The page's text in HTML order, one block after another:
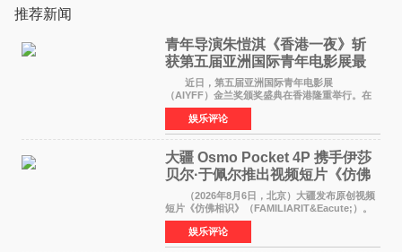
推荐新闻
青年导演朱愷淇《香港一夜》斩
获第五届亚洲国际青年电影展最
佳剧本改编奖
近日，第五届亚洲国际青年电影展
（AIYFF）金兰奖颁奖盛典在香港隆重举行。在
这场汇聚数百位海内外电影人、文化界人士及媒
体代表的亚洲青年影视盛会上，香港本土电影
《香港一夜》（Dawn in Ho
娱乐评论
大疆 Osmo Pocket 4P 携手伊莎
贝尔·于佩尔推出视频短片《仿佛
相识》
（2026年8月6日，北京）大疆发布原创视频
短片《仿佛相识》（FAMILIARIT&Eacute;）。
视频短片由戛纳国际电影节最佳女演员伊莎贝尔·
于佩尔（Isabelle Huppert）主演，全程使用大
疆首款双主摄口
娱乐评论